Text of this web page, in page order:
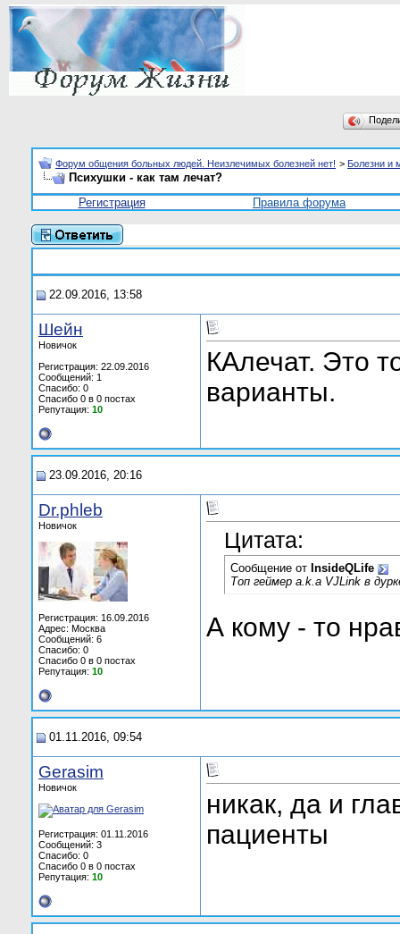
Форум общения больных людей. Неизлечимых болезней нет! > Болезни и
Психушки - как там лечат?
Регистрация
Правила форума
22.09.2016, 13:58
Шейн
Новичок
Регистрация: 22.09.2016
Сообщений: 1
Спасибо: 0
Спасибо 0 в 0 постах
Репутация: 10
КАлечат. Это
варианты.
23.09.2016, 20:16
Dr.phleb
Новичок
Регистрация: 16.09.2016
Адрес: Москва
Сообщений: 6
Спасибо: 0
Спасибо 0 в 0 постах
Репутация: 10
Цитата:
Сообщение от InsideQLife
Топ геймер a.k.a VJLink в
А кому - то
01.11.2016, 09:54
Gerasim
Новичок
Регистрация: 01.11.2016
Сообщений: 3
Спасибо: 0
Спасибо 0 в 0 постах
Репутация: 10
никак, да и
пациенты